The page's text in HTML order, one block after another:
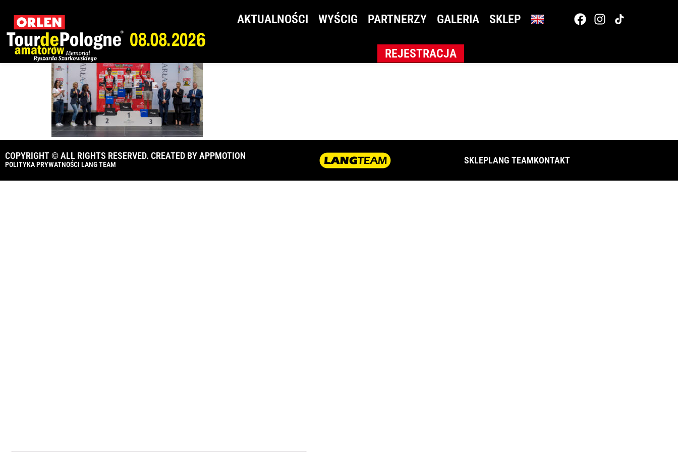
AKTUALNOŚCI WYŚCIG PARTNERZY GALERIA SKLEP
REJESTRACJA
_A1_1810
COPYRIGHT © ALL RIGHTS RESERVED. CREATED BYAPPMOTION
POLITYKA PRYWATNOŚCI LANG TEAM SKLEPLANG TEAMKONTAKT